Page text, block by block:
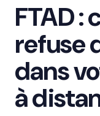
FTAD :
refuse
dans
à